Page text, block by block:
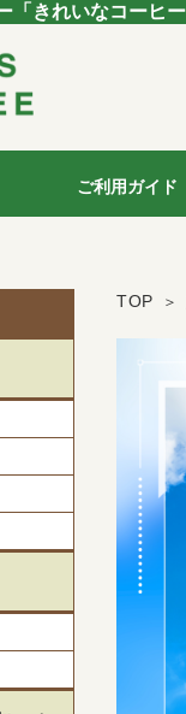
「きれいなコーヒ
ご利用ガイド
TOP